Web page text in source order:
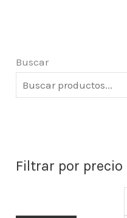
Buscar
Filtrar por precio